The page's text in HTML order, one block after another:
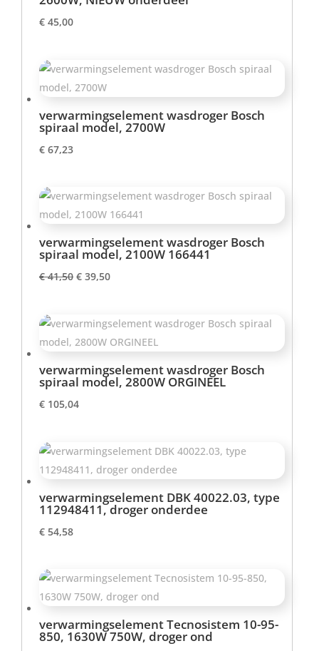
€ 45,00
verwarmingselement wasdroger Bosch
spiraal model, 2700W
€ 67,23
verwarmingselement wasdroger Bosch
spiraal model, 2100W 166441
€41,50 Oorspronkelijke
€ 41,50.
€ 39,50Huidige
€ 39,50.
verwarmingselement wasdroger Bosch
spiraal model, 2800W ORGINEEL
€ 105,04
verwarmingselement DBK 40022.03, type
112948411, droger onderdee
€ 54,58
verwarmingselement Tecnosistem 10-95-
850, 1630W 750W, droger ond